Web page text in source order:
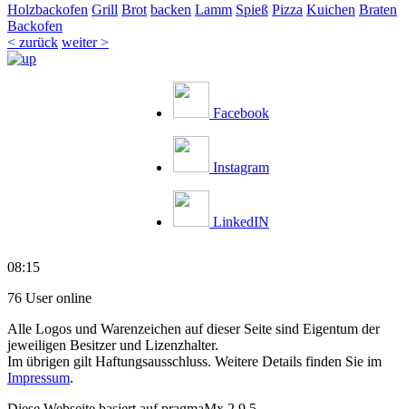
Holzbackofen Grill Brot backen Lamm Spieß Pizza Kuichen Braten
Backofen
< zurück weiter >
Facebook
Instagram
LinkedIN
08:15
76 User online
Alle Logos und Warenzeichen auf dieser Seite sind Eigentum der
jeweiligen Besitzer und Lizenzhalter.
Im übrigen gilt Haftungsausschluss. Weitere Details finden Sie im
Impressum.